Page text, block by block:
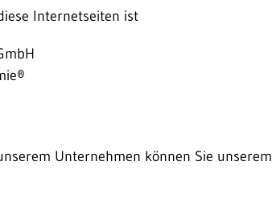
Internetseiten ist
Unternehmen können Sie unserem